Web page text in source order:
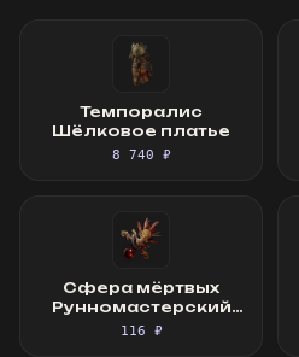
Темпоралис
Шёлковое платье
8 740 ₽
Сфера мёртвых
Рунномастерский
Священный фокус
116 ₽